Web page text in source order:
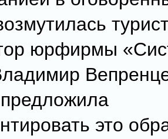
юрфирмы
это